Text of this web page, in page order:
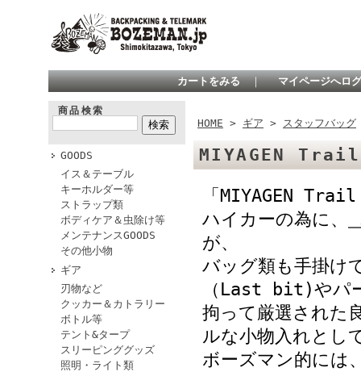
カートをみる ｜ マイページへロ
商品検索
GOODS
イス＆テーブル
キーホルダー等
ストラップ類
ボディケア＆虫除け等
メンテナンスGOODS
その他小物
ギア
刃物など
クッカー＆カトラリー
ボトル等
テント&タープ
スリーピンググッズ
照明・ライト類
HOME > ギア > スタッフバッグ
MIYAGEN
「MIYAGEN
ハイカーの為に、
が、
バッグ類も手掛け
（Last bit)やパ
拘って厳選された
ルな小物入れとし
ボーズマン的には